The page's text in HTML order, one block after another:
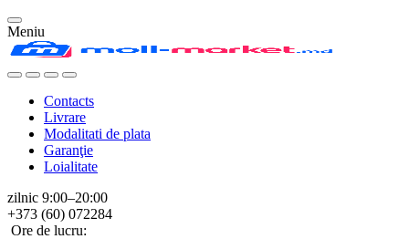
Meniu
Contacts
Livrare
Modalitati de plata
Garanţie
Loialitate
zilnic 9:00–20:00
+373 (60) 072284
Ore de lucru: